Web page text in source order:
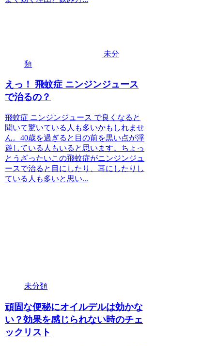
未分
類
えっ！ 飛蚊症 ニンジンジュース
で治るの？
飛蚊症 ニンジンジュース で良くなると
聞いて驚いている人も多いかもしれませ
ん。40歳を過ぎると目の前を黒い点が浮
遊している人もいると思います。ちょっ
とうざったいこの飛蚊症がニンジンジュ
ースで治ると目にしたり、耳にしたりし
ている人も多いと思い...
未分類
頑固な便秘にオイルデルは効かな
い？効果を感じられない時のチェ
ックリスト